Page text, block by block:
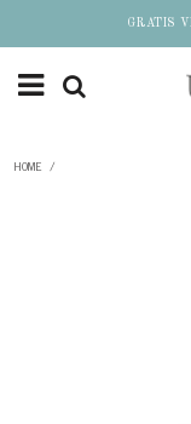
GRATIS
HOME /